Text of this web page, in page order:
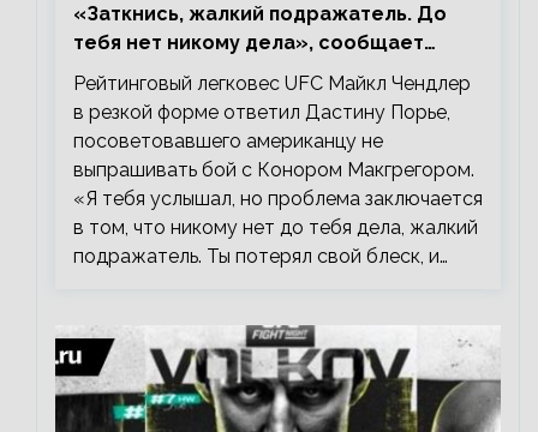
«Заткнись, жалкий подражатель. До
тебя нет никому дела», сообщает
Майкл Чендлер – о словах Порье
Рейтинговый легковес UFC Майкл Чендлер
в резкой форме ответил Дастину Порье,
посоветовавшего американцу не
выпрашивать бой с Конором Макгрегором.
«Я тебя услышал, но проблема заключается
в том, что никому нет до тебя дела, жалкий
подражатель. Ты потерял свой блеск, и…